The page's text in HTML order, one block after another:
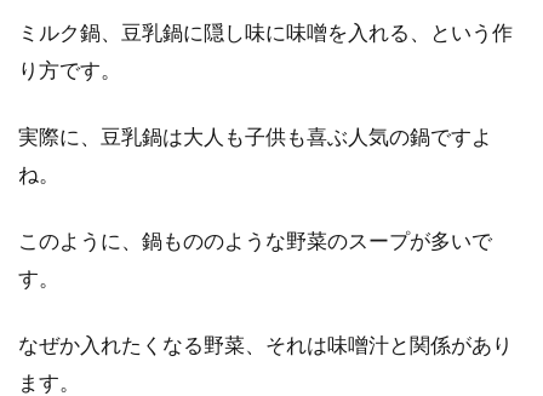
カロリー以外の違いとは？
回は牛乳と豆乳のそれぞれの栄養素とカロリー
ミルク鍋、豆乳鍋に隠し味に味噌を入れる、という作
り方です。
実際に、豆乳鍋は大人も子供も喜ぶ人気の鍋ですよ
ね。
このように、鍋もののような野菜のスープが多いで
す。
なぜか入れたくなる野菜、それは味噌汁と関係があり
ます。